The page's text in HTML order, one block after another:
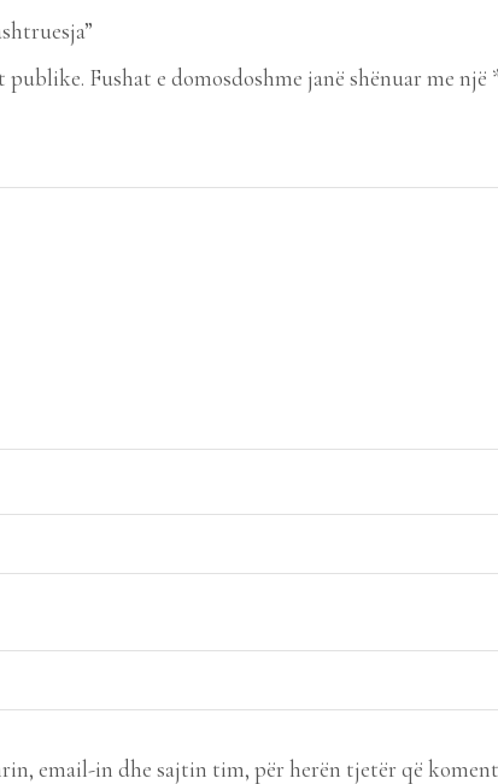
publike. Fushat e domosdoshme janë shënuar me një
email-in dhe sajtin tim, për herën tjetër që